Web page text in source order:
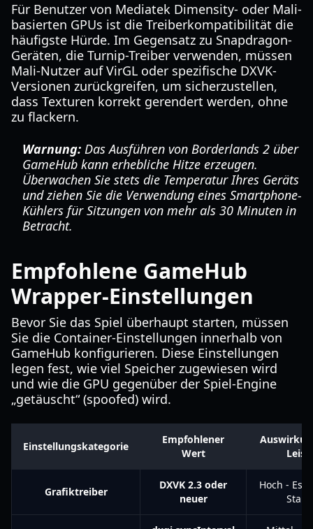
Für Benutzer von Mediatek Dimensity- oder Mali-
basierten GPUs ist die Treiberkompatibilität die
häufigste Hürde. Im Gegensatz zu Snapdragon-
Geräten, die Turnip-Treiber verwenden, müssen
Mali-Nutzer auf VirGL oder spezifische DXVK-
Versionen zurückgreifen, um sicherzustellen,
dass Texturen korrekt gerendert werden, ohne
zu flackern.
Warnung: Das Ausführen von Borderlands 2 über
GameHub kann erhebliche Hitze erzeugen.
Überwachen Sie stets die Temperatur Ihres Geräts
und ziehen Sie die Verwendung eines Smartphone-
Kühlers für Sitzungen von mehr als 30 Minuten in
Betracht.
Empfohlene GameHub
Wrapper-Einstellungen
Bevor Sie das Spiel überhaupt starten, müssen
Sie die Container-Einstellungen innerhalb von
GameHub konfigurieren. Diese Einstellungen
legen fest, wie viel Speicher zugewiesen wird
und wie die GPU gegenüber der Spiel-Engine
„getäuscht“ (spoofed) wird.
Einstellungskategorie
Empfohlener
Wert
Grafiktreiber
DXVK 2.3 oder
neuer
Hoch -